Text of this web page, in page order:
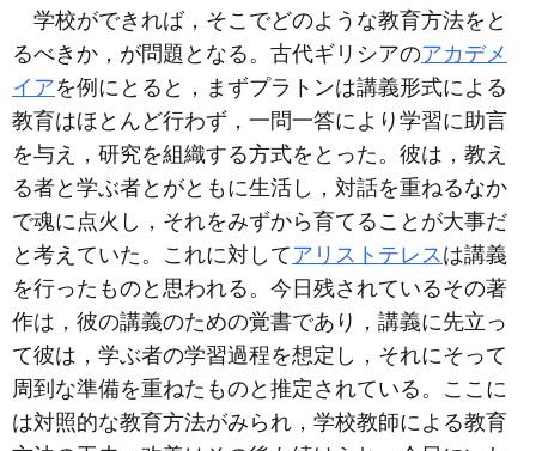
学校ができれば，そこでどのような教育方法をと
るべきか，が問題となる。古代ギリシアのアカデメ
イアを例にとると，まずプラトンは講義形式による
教育はほとんど行わず，一問一答により学習に助言
を与え，研究を組織する方式をとった。彼は，教え
る者と学ぶ者とがともに生活し，対話を重ねるなか
で魂に点火し，それをみずから育てることが大事だ
と考えていた。これに対してアリストテレスは講義
を行ったものと思われる。今日残されているその著
作は，彼の講義のための覚書であり，講義に先立っ
て彼は，学ぶ者の学習過程を想定し，それにそって
周到な準備を重ねたものと推定されている。ここに
は対照的な教育方法がみられ，学校教師による教育